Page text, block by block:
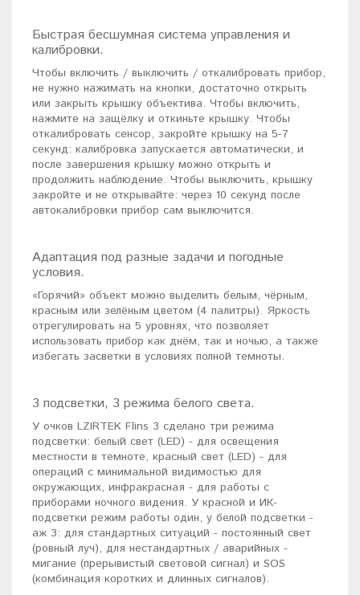
Быстрая бесшумная система управления и
калибровки.
Чтобы включить / выключить / откалибровать прибор,
не нужно нажимать на кнопки, достаточно открыть
или закрыть крышку объектива. Чтобы включить,
нажмите на защёлку и откиньте крышку. Чтобы
откалибровать сенсор, закройте крышку на 5-7
секунд: калибровка запускается автоматически, и
после завершения крышку можно открыть и
продолжить наблюдение. Чтобы выключить, крышку
закройте и не открывайте: через 10 секунд после
автокалибровки прибор сам выключится.
Адаптация под разные задачи и погодные
условия.
«Горячий» объект можно выделить белым, чёрным,
красным или зелёным цветом (4 палитры). Яркость
отрегулировать на 5 уровнях, что позволяет
использовать прибор как днём, так и ночью, а также
избегать засветки в условиях полной темноты.
3 подсветки, 3 режима белого света.
У очков LZIRTEK Flins 3 сделано три режима
подсветки: белый свет (LED) - для освещения
местности в темноте, красный свет (LED) - для
операций с минимальной видимостью для
окружающих, инфракрасная - для работы с
приборами ночного видения. У красной и ИК-
подсветки режим работы один, у белой подсветки -
аж 3: для стандартных ситуаций - постоянный свет
(ровный луч), для нестандартных / аварийных -
мигание (прерывистый световой сигнал) и SOS
(комбинация коротких и длинных сигналов).